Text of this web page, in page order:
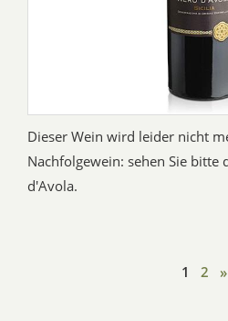
Dieser Wein wird leider nicht
Nachfolgewein: sehen Sie bitte
d'Avola.
1 2 »